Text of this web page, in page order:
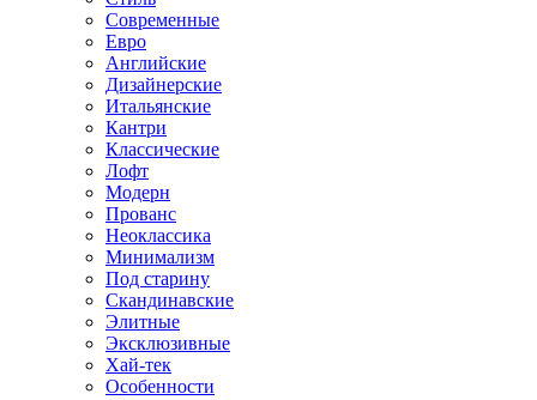
Современные
Евро
Английские
Дизайнерские
Итальянские
Кантри
Классические
Лофт
Модерн
Прованс
Неоклассика
Минимализм
Под старину
Скандинавские
Элитные
Эксклюзивные
Хай-тек
Особенности